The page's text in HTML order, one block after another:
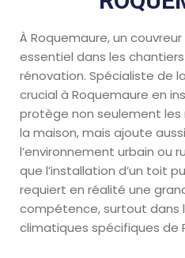
À Roquemaure, un
essentiel dans les
rénovation. Spécialiste de
crucial à Roquemaure en
protège non seulement
la maison, mais ajoute
l’environnement urbain ou
que l’installation d’un toit
requiert en réalité une
compétence, surtout dans
climatiques spécifiques de